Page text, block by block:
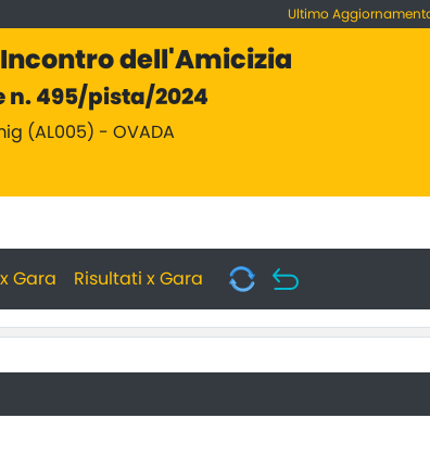
Ultimo
Incontro dell'Amicizia
n. 495/pista/2024
(AL005) - OVADA
Gara Risultati x Gara